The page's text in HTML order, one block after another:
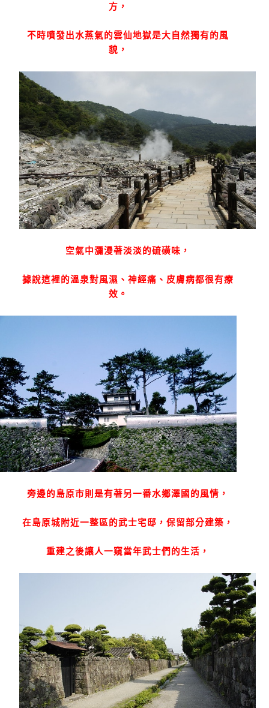
方，
不時噴發出水蒸氣的雲仙地獄是大自然獨有的風
貌，
空氣中瀰漫著淡淡的硫磺味，
據說這裡的溫泉對風濕、神經痛、皮膚病都很有療
效。
旁邊的島原市則是有著另一番水鄉澤國的風情，
在島原城附近一整區的武士宅邸，保留部分建築，
重建之後讓人一窺當年武士們的生活，